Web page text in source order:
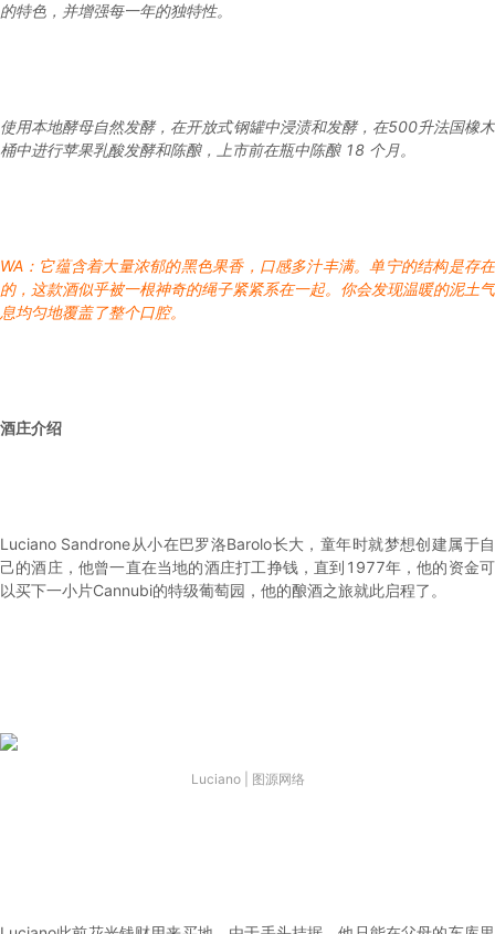
的特色，并增强每一年的独特性。
使用本地酵母自然发酵，在开放式钢罐中浸渍和发酵，在500升法国橡木
桶中进行苹果乳酸发酵和陈酿，上市前在瓶中陈酿 18 个月。
WA：它蕴含着大量浓郁的黑色果香，口感多汁丰满。单宁的结构是存在
的，这款酒似乎被一根神奇的绳子紧紧系在一起。你会发现温暖的泥土气
息均匀地覆盖了整个口腔。
酒庄介绍
Luciano Sandrone从小在巴罗洛Barolo长大，童年时就梦想创建属于自
己的酒庄，他曾一直在当地的酒庄打工挣钱，直到1977年，他的资金可
以买下一小片Cannubi的特级葡萄园，他的酿酒之旅就此启程了。
Luciano | 图源网络